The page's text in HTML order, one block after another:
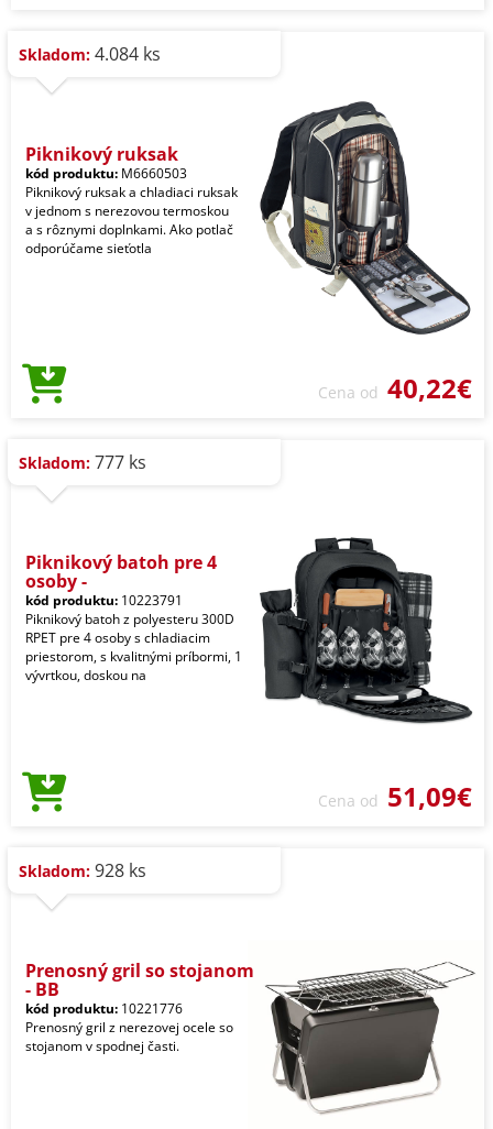
Skladom: 4.084 ks
Piknikový ruksak
kód produktu: M6660503
Piknikový ruksak a chladiaci ruksak
v jednom s nerezovou termoskou
a s rôznymi doplnkami. Ako potlač
odporúčame sieťotla
Cena od 40,22€
Skladom: 777 ks
Piknikový batoh pre 4
osoby -
kód produktu: 10223791
Piknikový batoh z polyesteru 300D
RPET pre 4 osoby s chladiacim
priestorom, s kvalitnými príbormi, 1
vývrtkou, doskou na
Cena od 51,09€
Skladom: 928 ks
Prenosný gril so stojanom
- BB
kód produktu: 10221776
Prenosný gril z nerezovej ocele so
stojanom v spodnej časti.